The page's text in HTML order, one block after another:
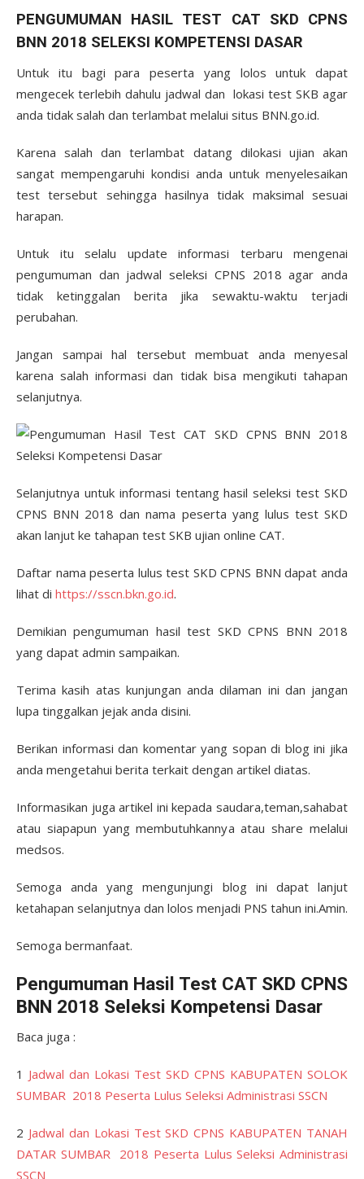
PENGUMUMAN HASIL TEST CAT SKD CPNS
BNN 2018 SELEKSI KOMPETENSI DASAR
Untuk itu bagi para peserta yang lolos untuk dapat
mengecek terlebih dahulu jadwal dan lokasi test SKB agar
anda tidak salah dan terlambat melalui situs BNN.go.id.
Karena salah dan terlambat datang dilokasi ujian akan
sangat mempengaruhi kondisi anda untuk menyelesaikan
test tersebut sehingga hasilnya tidak maksimal sesuai
harapan.
Untuk itu selalu update informasi terbaru mengenai
pengumuman dan jadwal seleksi CPNS 2018 agar anda
tidak ketinggalan berita jika sewaktu-waktu terjadi
perubahan.
Jangan sampai hal tersebut membuat anda menyesal
karena salah informasi dan tidak bisa mengikuti tahapan
selanjutnya.
Selanjutnya untuk informasi tentang hasil seleksi test SKD
CPNS BNN 2018 dan nama peserta yang lulus test SKD
akan lanjut ke tahapan test SKB ujian online CAT.
Daftar nama peserta lulus test SKD CPNS BNN dapat anda
lihat di https://sscn.bkn.go.id.
Demikian pengumuman hasil test SKD CPNS BNN 2018
yang dapat admin sampaikan.
Terima kasih atas kunjungan anda dilaman ini dan jangan
lupa tinggalkan jejak anda disini.
Berikan informasi dan komentar yang sopan di blog ini jika
anda mengetahui berita terkait dengan artikel diatas.
Informasikan juga artikel ini kepada saudara,teman,sahabat
atau siapapun yang membutuhkannya atau share melalui
medsos.
Semoga anda yang mengunjungi blog ini dapat lanjut
ketahapan selanjutnya dan lolos menjadi PNS tahun ini.Amin.
Semoga bermanfaat.
Pengumuman Hasil Test CAT SKD CPNS
BNN 2018 Seleksi Kompetensi Dasar
Baca juga :
1 Jadwal dan Lokasi Test SKD CPNS KABUPATEN SOLOK
SUMBAR 2018 Peserta Lulus Seleksi Administrasi SSCN
2 Jadwal dan Lokasi Test SKD CPNS KABUPATEN TANAH
DATAR SUMBAR 2018 Peserta Lulus Seleksi Administrasi
SSCN